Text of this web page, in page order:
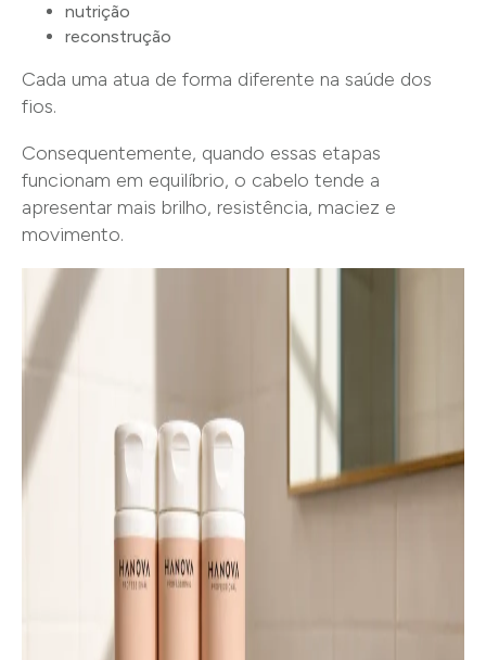
nutrição
reconstrução
Cada uma atua de forma diferente na saúde dos
fios.
Consequentemente, quando essas etapas
funcionam em equilíbrio, o cabelo tende a
apresentar mais brilho, resistência, maciez e
movimento.